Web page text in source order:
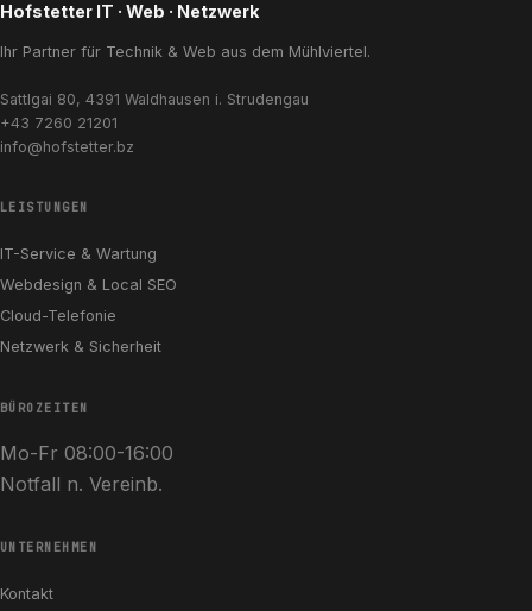
Hofstetter IT · Web · Netzwerk
Ihr Partner für Technik & Web aus dem Mühlviertel.
Sattlgai 80, 4391 Waldhausen i. Strudengau
+43 7260 21201
info@hofstetter.bz
LEISTUNGEN
IT-Service & Wartung
Webdesign & Local SEO
Cloud-Telefonie
Netzwerk & Sicherheit
BÜROZEITEN
Mo-Fr 08:00-16:00
Notfall n. Vereinb.
UNTERNEHMEN
Kontakt